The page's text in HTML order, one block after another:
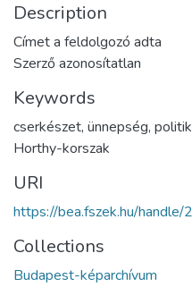
Description
Címet a feldolgozó adta
Szerző azonosítatlan
Keywords
cserkészet, ünnepség,
Horthy-korszak
URI
https://bea.fszek.hu/
Collections
Budapest-képarchívum